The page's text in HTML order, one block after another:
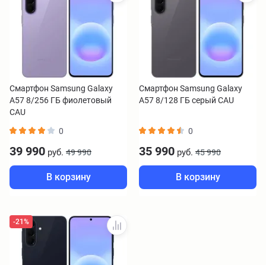
Смартфон Samsung Galaxy
A57 8/256 ГБ фиолетовый
CAU
0
39 990 руб. 49 990
В корзину
Смартфон Samsung Galaxy
A57 8/128 ГБ серый CAU
0
35 990 руб. 45 990
В корзину
-21%